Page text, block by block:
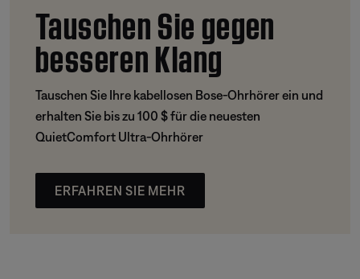
Tauschen Sie gegen
besseren Klang
Tauschen Sie Ihre kabellosen Bose-Ohrhörer ein und
erhalten Sie bis zu 100 $ für die neuesten
QuietComfort Ultra-Ohrhörer
ERFAHREN SIE MEHR